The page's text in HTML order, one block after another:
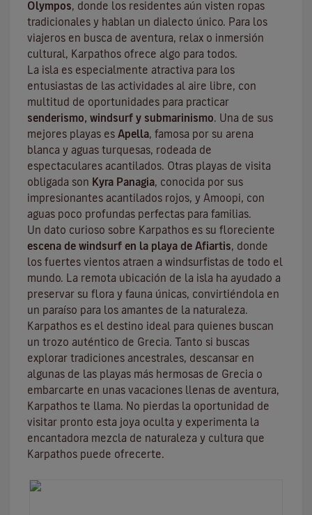
Olympos, donde los residentes aún visten ropas
tradicionales y hablan un dialecto único. Para los
viajeros en busca de aventura, relax o inmersión
cultural, Karpathos ofrece algo para todos.
La isla es especialmente atractiva para los
entusiastas de las actividades al aire libre, con
multitud de oportunidades para practicar
senderismo, windsurf y submarinismo. Una de sus
mejores playas es Apella, famosa por su arena
blanca y aguas turquesas, rodeada de
espectaculares acantilados. Otras playas de visita
obligada son Kyra Panagia, conocida por sus
impresionantes acantilados rojos, y Amoopi, con
aguas poco profundas perfectas para familias.
Un dato curioso sobre Karpathos es su floreciente
escena de windsurf en la playa de Afiartis, donde
los fuertes vientos atraen a windsurfistas de todo el
mundo. La remota ubicación de la isla ha ayudado a
preservar su flora y fauna únicas, convirtiéndola en
un paraíso para los amantes de la naturaleza.
Karpathos es el destino ideal para quienes buscan
un trozo auténtico de Grecia. Tanto si buscas
explorar tradiciones ancestrales, descansar en
algunas de las playas más hermosas de Grecia o
embarcarte en unas vacaciones llenas de aventura,
Karpathos te llama. No pierdas la oportunidad de
visitar pronto esta joya oculta y experimenta la
encantadora mezcla de naturaleza y cultura que
Karpathos puede ofrecerte.